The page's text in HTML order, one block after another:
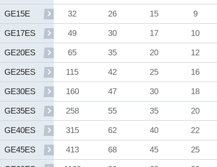
GE15E 32 26 15 9
GE17ES 49 30 17 10
GE20ES 65 35 20 12
GE25ES 115 42 25 16
GE30ES 160 47 30 18
GE35ES 258 55 35 20
GE40ES 315 62 40 22
GE45ES 413 68 45 25